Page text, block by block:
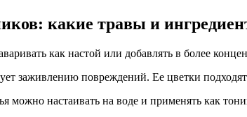
какие травы и
как настой или добавлять в более
заживлению повреждений. Ее цветки
настаивать на воде и применять как